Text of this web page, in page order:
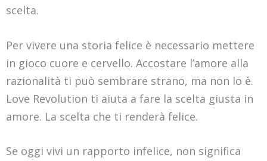
scelta.
Per vivere una storia felice è necessario mettere
in gioco cuore e cervello. Accostare l’amore alla
razionalità ti può sembrare strano, ma non lo è.
Love Revolution ti aiuta a fare la scelta giusta in
amore. La scelta che ti renderà felice.
Se oggi vivi un rapporto infelice, non significa